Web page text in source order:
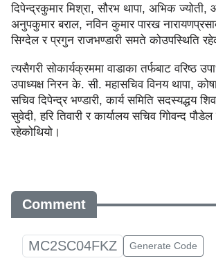
दिपेन्द्रकुमार मिश्रा, सौरभ थापा, अभिक ज्योती,
अनुपकुमार बराल, नविन कुमार पारख
सिग्देल र प्रगुन राजभण्डारी समते कोउपस्थिति
त्यसैगरी सोकार्यक्रममा वाडाका तर्फबाट वरिष्ठ
उपाध्यक्ष निरन के. सी. महासचिव विनय थापा,
सचिव दिपेन्द्र भण्डारी, कार्य समिति सदस्यद्धय
सुवेदी, हरि तिवारी र कार्यालय सचिव गाेिवन्द
रहेकोथियो।
Comment
MC2SC04FKZ Generate Code